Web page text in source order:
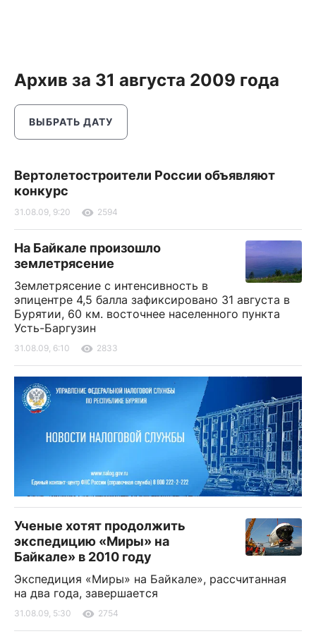
Архив за 31 августа 2009 года
ВЫБРАТЬ ДАТУ
Вертолетостроители России объявляют
конкурс
31.08.09, 9:20 2594
На Байкале произошло
землетрясение
Землетрясение с интенсивность в
эпицентре 4,5 балла зафиксировано 31 августа в
Бурятии, 60 км. восточнее населенного пункта
Усть-Баргузин
31.08.09, 6:10 2833
Ученые хотят продолжить
экспедицию «Миры» на
Байкале» в 2010 году
Экспедиция «Миры» на Байкале», рассчитанная
на два года, завершается
31.08.09, 5:30 2754